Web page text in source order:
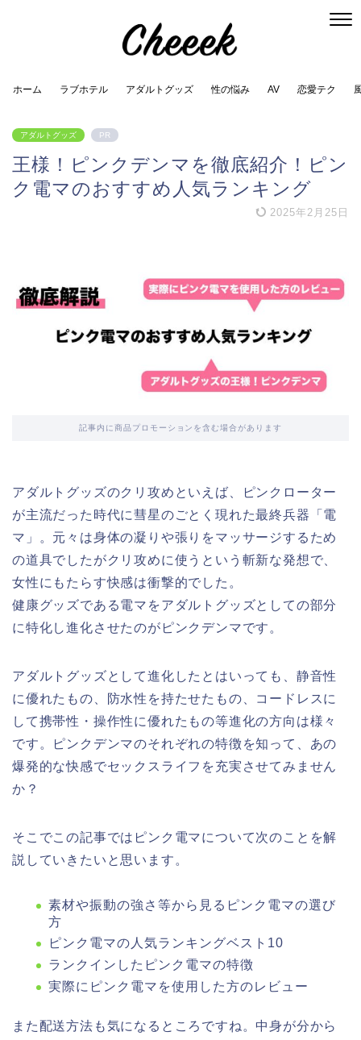
ホーム ラブホテル アダルトグッズ 性の悩み AV 恋愛テク
アダルトグッズ PR
王様！ピンクデンマを徹底紹介！ピン
ク電マのおすすめ人気ランキング
2025年2月25日
記事内に商品プロモーションを含む場合があります
アダルトグッズのクリ攻めといえば、ピンクローター
が主流だった時代に彗星のごとく現れた最終兵器「電
マ」。元々は身体の凝りや張りをマッサージするため
の道具でしたがクリ攻めに使うという斬新な発想で、
女性にもたらす快感は衝撃的でした。
健康グッズである電マをアダルトグッズとしての部分
に特化し進化させたのがピンクデンマです。
アダルトグッズとして進化したとはいっても、静音性
に優れたもの、防水性を持たせたもの、コードレスに
して携帯性・操作性に優れたもの等進化の方向は様々
です。ピンクデンマのそれぞれの特徴を知って、あの
爆発的な快感でセックスライフを充実させてみません
か？
そこでこの記事ではピンク電マについて次のことを解
説していきたいと思います。
素材や振動の強さ等から見るピンク電マの選び
方
ピンク電マの人気ランキングベスト10
ランクインしたピンク電マの特徴
実際にピンク電マを使用した方のレビュー
また配送方法も気になるところですね。中身が分から